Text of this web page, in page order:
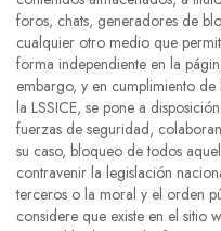
foros, chats, generadores de
cualquier otro medio que
forma independiente en la
embargo, y en cumplimiento
la LSSICE, se pone a
fuerzas de seguridad,
su caso, bloqueo de todos
contravenir la legislación
terceros o la moral y el orden
considere que existe en el sitio